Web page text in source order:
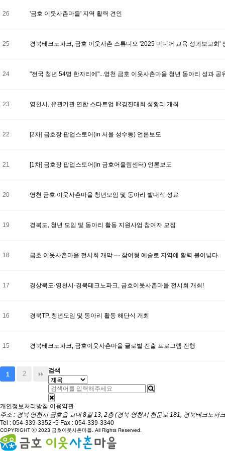
26 '금호 이웃사촌마을' 지역 활력 견인
25 경북테크노파크, 금호 이웃사촌 스튜디오 '2025 미디어 교육 성과보고회'
24 "전국 청년 54명 한자리에"...영천 금호 이웃사촌마을 청년 동아리 성과 공
23 영천시, 유관기관 연합 스타트업 IR경진대회 성황리 개최
22 [2차] 금호장 팝업스토어(in 서울 성수동) 언론보도
21 [1차] 금호장 팝업스토어(in 금호어울림센터) 언론보도
20 영천 금호 이웃사촌마을 청년모임 및 동아리 발대식 성료
19 경북도, 청년 모임 및 동아리 활동 지원사업 참여자 모집
18 금호 이웃사촌마을 전시회 개막 ··· 참여형 예술로 지역에 활력 불어넣다.
17 경상북도·영천시·경북테크노파크, 금호이웃사촌마을 전시회 개최!
16 경북TP, 청년모임 및 동아리 활동 해단식 개최
15 경북테크노파크, 금호이웃사촌마을 글로벌 진출 프로그램 진행
1 2 검색
개인정보처리방침 이용약관
주소 : 경북 영천시 금호읍 교대 8길 13, 2층 (경북 영천시 천문로 181, 경북테크노파
Tel : 054-339-3352~5 Fax : 054-339-3340
COPYRIGHT ⓒ 2023 금호이웃사촌마을. All Rights Reserved.